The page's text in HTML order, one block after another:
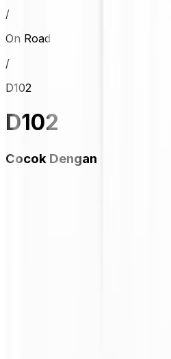
/
On Road
/
D102
D102
Cocok Dengan